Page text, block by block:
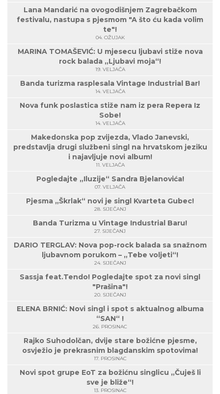
Lana Mandarić na ovogodišnjem Zagrebačkom
festivalu, nastupa s pjesmom "A što ću kada volim
te"!
04. OŽUJAK
MARINA TOMAŠEVIĆ: U mjesecu ljubavi stiže nova
rock balada „Ljubavi moja“!
19. VELJAČA
Banda turizma rasplesala Vintage Industrial Bar!
14. VELJAČA
Nova funk poslastica stiže nam iz pera Repera Iz
Sobe!
14. VELJAČA
Makedonska pop zvijezda, Vlado Janevski,
predstavlja drugi službeni singl na hrvatskom jeziku
i najavljuje novi album!
11. VELJAČA
Pogledajte „Iluzije“ Sandra Bjelanovića!
07. VELJAČA
Pjesma „Škrlak“ novi je singl Kvarteta Gubec!
28. SIJEČANJ
Banda Turizma u Vintage Industrial Baru!
27. SIJEČANJ
DARIO TERGLAV: Nova pop-rock balada sa snažnom
ljubavnom porukom – „Tebe voljeti“!
24. SIJEČANJ
Sassja feat.Tendo! Pogledajte spot za novi singl
"Prašina"!
20. SIJEČANJ
ELENA BRNIĆ: Novi singl i spot s aktualnog albuma
“SAN“ !
26. PROSINAC
Rajko Suhodolčan, dvije stare božićne pjesme,
osvježio je prekrasnim blagdanskim spotovima!
17. PROSINAC
Novi spot grupe EoT za božićnu singlicu „Čuješ li
sve je bliže“!
13. PROSINAC